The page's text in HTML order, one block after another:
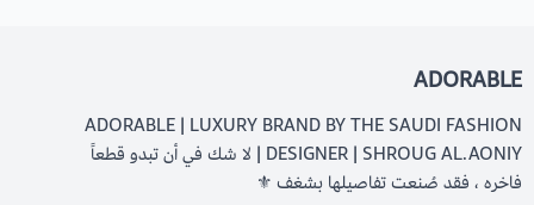
ADORABLE
ADORABLE | LUXURY BRAND BY THE SAUDI FASHION
DESIGNER | SHROUG AL.AONIY | لا شك في أن تبدو قطعاً
فاخره ، فقد صُنعت تفاصيلها بشغف ⚜️